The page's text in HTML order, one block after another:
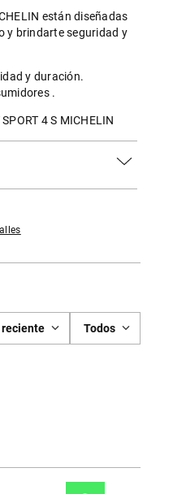
están diseñadas
y brindarte seguridad y
y duración.
.
4 S MICHELIN
reciente Todos